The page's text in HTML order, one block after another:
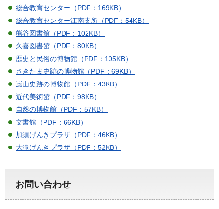
総合教育センター（PDF：169KB）
総合教育センター江南支所（PDF：54KB）
熊谷図書館（PDF：102KB）
久喜図書館（PDF：80KB）
歴史と民俗の博物館（PDF：105KB）
さきたま史跡の博物館（PDF：69KB）
嵐山史跡の博物館（PDF：43KB）
近代美術館（PDF：98KB）
自然の博物館（PDF：57KB）
文書館（PDF：66KB）
加須げんきプラザ（PDF：46KB）
大滝げんきプラザ（PDF：52KB）
お問い合わせ